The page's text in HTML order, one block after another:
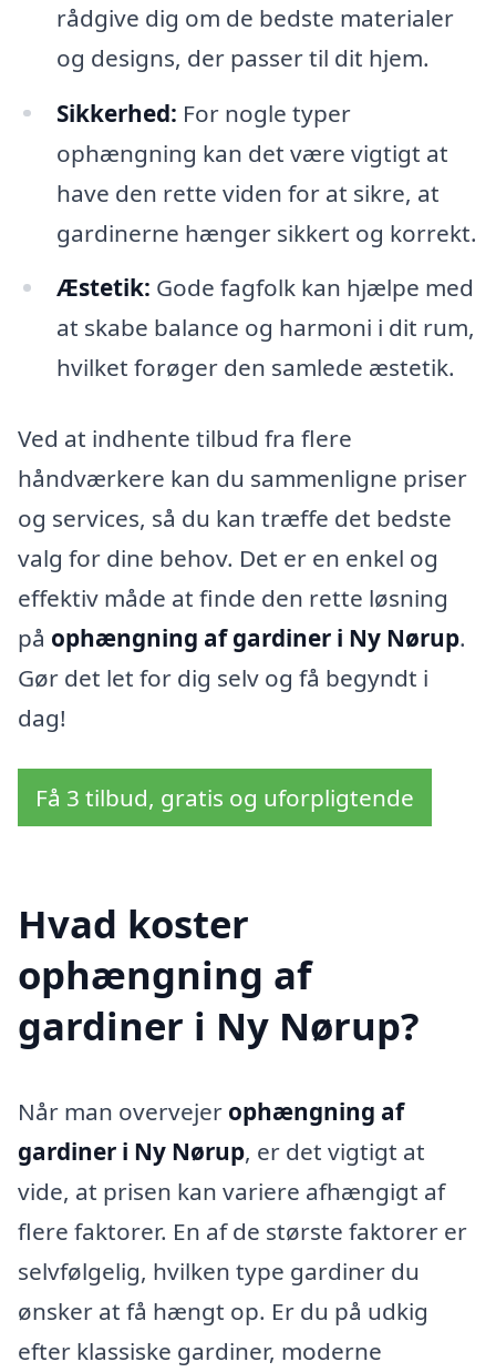
rådgive dig om de bedste materialer
og designs, der passer til dit hjem.
Sikkerhed: For nogle typer
ophængning kan det være vigtigt at
have den rette viden for at sikre, at
gardinerne hænger sikkert og korrekt.
Æstetik: Gode fagfolk kan hjælpe med
at skabe balance og harmoni i dit rum,
hvilket forøger den samlede æstetik.
Ved at indhente tilbud fra flere
håndværkere kan du sammenligne priser
og services, så du kan træffe det bedste
valg for dine behov. Det er en enkel og
effektiv måde at finde den rette løsning
på ophængning af gardiner i Ny Nørup.
Gør det let for dig selv og få begyndt i
dag!
Få 3 tilbud, gratis og uforpligtende
Hvad koster
ophængning af
gardiner i Ny Nørup?
Når man overvejer ophængning af
gardiner i Ny Nørup, er det vigtigt at
vide, at prisen kan variere afhængigt af
flere faktorer. En af de største faktorer er
selvfølgelig, hvilken type gardiner du
ønsker at få hængt op. Er du på udkig
efter klassiske gardiner, moderne